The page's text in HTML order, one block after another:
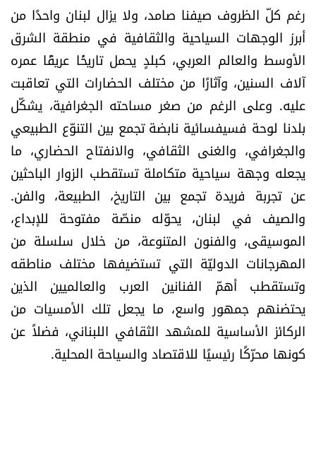
كتّابنا
تحت المجهر
آراء
اقتصاد
العالم
الصحافة الإسرائيلية
ثقافة وفنون
فصل من كتاب
اقرأ تضحك
رغم كلّ الظروف صيفنا صامد، ولا يزال لبنان واحدًا من
أبرز الوجهات السياحية والثقافية في منطقة الشرق
الأوسط والعالم العربي، كبلدٍ يحمل تاريخًا عريقًا عمره
آلاف السنين، وآثارًا من مختلف الحضارات التي تعاقبت
عليه. وعلى الرغم من صغر مساحته الجغرافية، يشكّل
بلدنا لوحة فسيفسائية نابضة تجمع بين التنوّع الطبيعي
والجغرافي، والغنى الثقافي، والانفتاح الحضاري، ما
يجعله وجهة سياحية متكاملة تستقطب الزوار الباحثين
عن تجربة فريدة تجمع بين التاريخ، الطبيعة، والفن.
والصيف في لبنان، يحوّله منصّة مفتوحة للإبداع،
الموسيقى، والفنون المتنوعة، من خلال سلسلة من
المهرجانات الدوليّة التي تستضيفها مختلف مناطقه
وتستقطب أهمّ الفنانين العرب والعالميين الذين
يحتضنهم جمهور واسع، ما يجعل تلك الأمسيات من
الركائز الأساسية للمشهد الثقافي اللبناني، فضلاً عن
كونها محرّكًا رئيسيًا للاقتصاد والسياحة المحلية.